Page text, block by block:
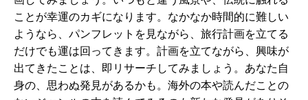
ことが幸運のカギになります。なかなか時間的に難しい
ようなら、パンフレットを見ながら、旅行計画を立てる
だけでも運は回ってきます。計画を立てながら、興味が
出てきたことは、即リサーチしてみましょう。あなた自
身の、思わぬ発見があるかも。海外の本や読んだことの